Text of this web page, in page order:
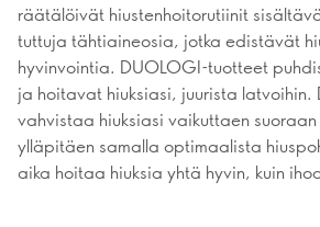
räätälöivät hiustenhoitorutiinit
tuttuja tähtiaineosia, jotka edistävät
hyvinvointia. DUOLOGI-tuotteet
ja hoitavat hiuksiasi, juurista latvoihin.
vahvistaa hiuksiasi vaikuttaen suoraan
ylläpitäen samalla optimaalista
aika hoitaa hiuksia yhtä hyvin, kuin